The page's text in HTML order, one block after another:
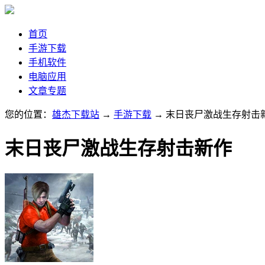
首页
手游下载
手机软件
电脑应用
文章专题
您的位置： 雄杰下载站 → 手游下载 → 末日丧尸激战生存射击
末日丧尸激战生存射击新作